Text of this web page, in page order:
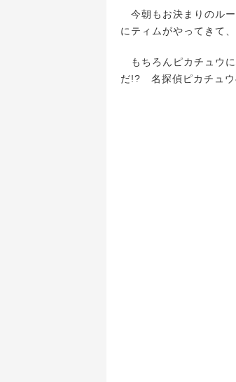
今朝もお決まりのルー
にティムがやってきて
もちろんピカチュウ
だ!? 名探偵ピカチュウ